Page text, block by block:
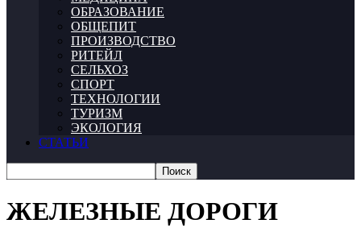
ОБРАЗОВАНИЕ
ОБЩЕПИТ
ПРОИЗВОДСТВО
РИТЕЙЛ
СЕЛЬХОЗ
СПОРТ
ТЕХНОЛОГИИ
ТУРИЗМ
ЭКОЛОГИЯ
СТАТЬИ
ЖЕЛЕЗНЫЕ ДОРОГИ